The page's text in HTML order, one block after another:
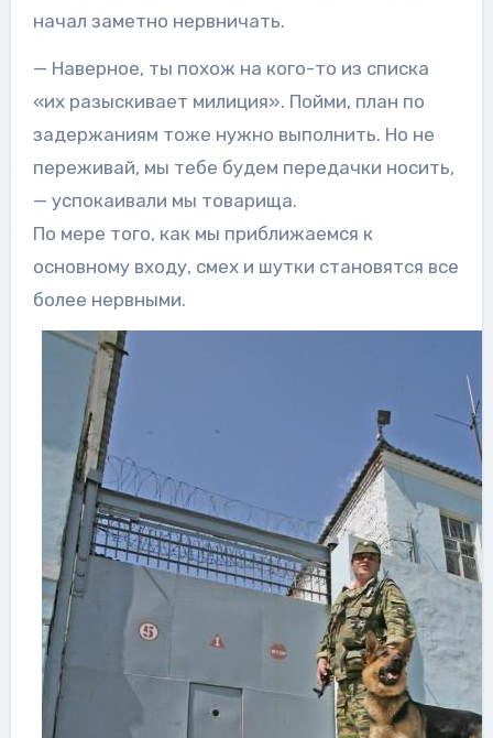
начал заметно нервничать.
— Наверное, ты похож на кого-то из списка
«их разыскивает милиция». Пойми, план по
задержаниям тоже нужно выполнить. Но не
переживай, мы тебе будем передачки носить,
— успокаивали мы товарища.
По мере того, как мы приближаемся к
основному входу, смех и шутки становятся все
более нервными.